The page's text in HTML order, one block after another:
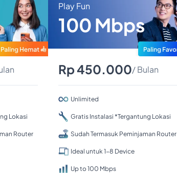
Lokasi
Router
Play Fun
100 Mbps
Rp 450.000/ Bulan
Unlimited
Gratis Instalasi *Tergantung Lokasi
Sudah Termasuk Peminjaman Router
Ideal untuk 1-8 Device
Up to 100 Mbps